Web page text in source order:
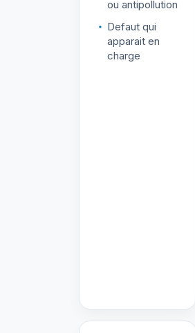
ou antipollution
Defaut qui
apparait en
charge